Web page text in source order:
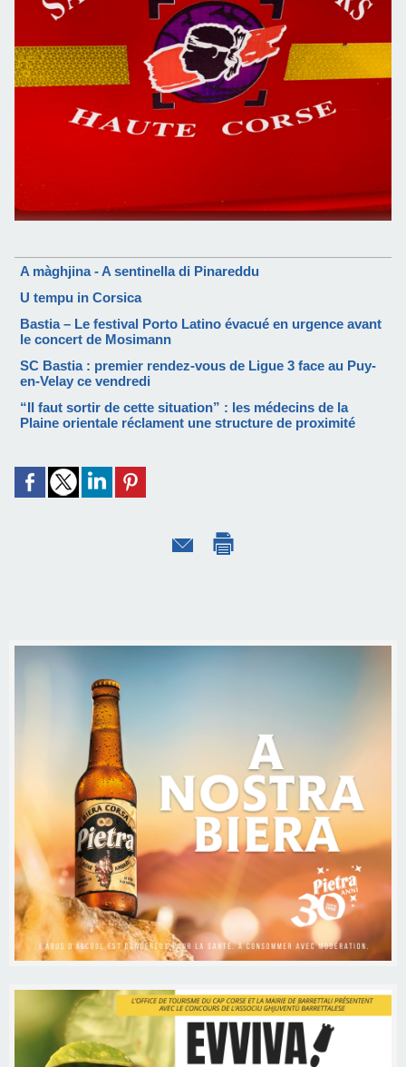
A màghjina - A sentinella di Pinareddu
U tempu in Corsica
Bastia – Le festival Porto Latino évacué en urgence avant
le concert de Mosimann
SC Bastia : premier rendez-vous de Ligue 3 face au Puy-
en-Velay ce vendredi
“Il faut sortir de cette situation” : les médecins de la
Plaine orientale réclament une structure de proximité